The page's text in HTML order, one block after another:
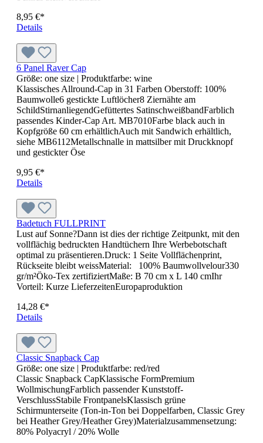
6 Panel Flat Peak Cap
Größe:one size| Produktfarbe:
dark green
6 Panel Mesh Cap mit flachem Schild Mesh: 100%
PolyesterSchild und Frontpannels: 100% Baumwolle 6
Ziernähte am Schild6 gestickte LuftlöcherGefüttertes
BaumwollschweißbandAbziehbarer Sticker auf dem
SchildPatentverschluss
8,95 €*
Details
6 Panel Raver Cap
Größe:one size| Produktfarbe:
wine
Klassisches Allround-Cap in 31 Farben Oberstoff: 100%
Baumwolle6 gestickte Luftlöcher8 Ziernähte am
SchildStirnanliegendGefüttertes SatinschweißbandFarblich
passendes Kinder-Cap Art. MB7010Farbe black auch in
Kopfgröße 60 cm erhältlichAuch mit Sandwich erhältlich,
siehe MB6112Metallschnalle in mattsilber mit Druckknopf
und gestickter Öse